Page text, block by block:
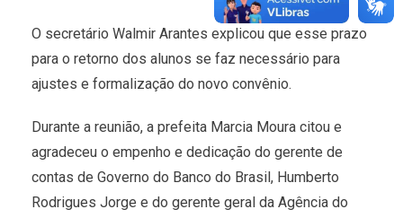
O secretário Walmir Arantes explicou que esse prazo
para o retorno dos alunos se faz necessário para
ajustes e formalização do novo convênio.
Durante a reunião, a prefeita Marcia Moura citou e
agradeceu o empenho e dedicação do gerente de
contas de Governo do Banco do Brasil, Humberto
Rodrigues Jorge e do gerente geral da Agência do